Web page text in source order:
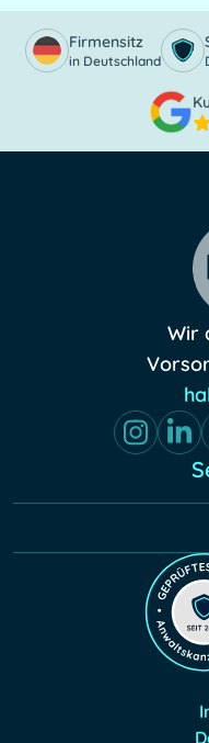
Firmensitz
in Deutschland
Wir